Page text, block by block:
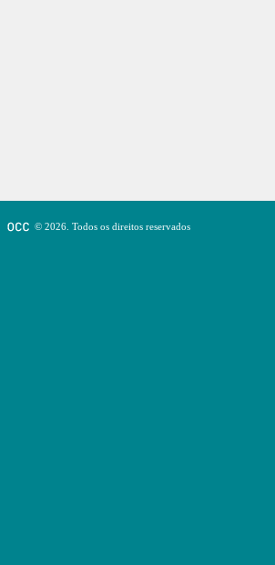
© 2026. Todos os direitos reservados